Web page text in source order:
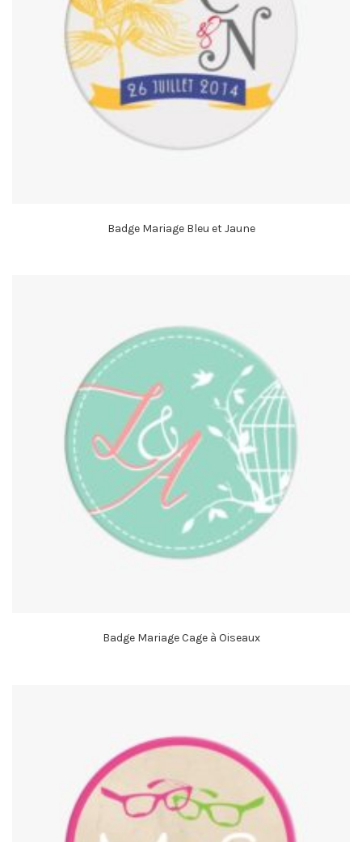
Badge Mariage Bleu et Jaune
Badge Mariage Cage à Oiseaux